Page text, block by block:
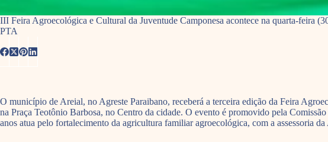
III Feira Agroecológica e Cultural da Juventude Camponesa acontece na quarta-feira
PTA
O município de Areial, no Agreste Paraibano, receberá a terceira edição da Feira
na Praça Teotônio Barbosa, no Centro da cidade. O evento é promovido pela
anos atua pelo fortalecimento da agricultura familiar agroecológica, com a assessoria